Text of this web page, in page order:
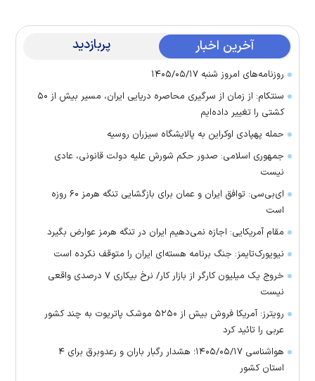
آخرین اخبار پربازدید
روزنامه‌های امروز شنبه ۱۴۰۵/۰۵/۱۷
سنتکام: از زمان از سرگیری محاصره دریایی ایران، مسیر بیش از ۵۰
کشتی را تغییر داده‌ایم
حمله پهپادی اوکراین به پالایشگاه سیزران روسیه
جمهوری اسلامی: صدور حکم شورش علیه دولت قانونی، عادی
نیست
ای‌بی‌سی: توافق ایران و عمان برای بازگشایی تنگه هرمز ۶۰ روزه
است
مقام آمریکایی: اجازه نمی‌دهیم ایران در تنگه هرمز عوارض بگیرد
نیویورک‌تایمز: جنگ برنامه هسته‌ای ایران را متوقف نکرده است
خروج یک میلیون کارگر از بازار کار/ نرخ بیکاری ۷ درصدی واقعی
نیست
رویترز: آمریکا فروش بیش از ۵۲۵۰ موشک پاتریوت به چند کشور
عربی را تائید کرد
هواشناسی ۱۴۰۵/۰۵/۱۷؛ هشدار رگبار باران و رعدوبرق برای ۴
استان کشور